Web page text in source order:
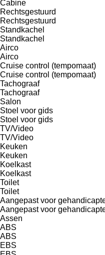
Cabine
Rechtsgestuurd
Rechtsgestuurd
Standkachel
Standkachel
Airco
Airco
Cruise control (tempomaat)
Cruise control (tempomaat)
Tachograaf
Tachograaf
Salon
Stoel voor gids
Stoel voor gids
TV/Video
TV/Video
Keuken
Keuken
Koelkast
Koelkast
Toilet
Toilet
Aangepast voor
Aangepast voor
Assen
ABS
ABS
EBS